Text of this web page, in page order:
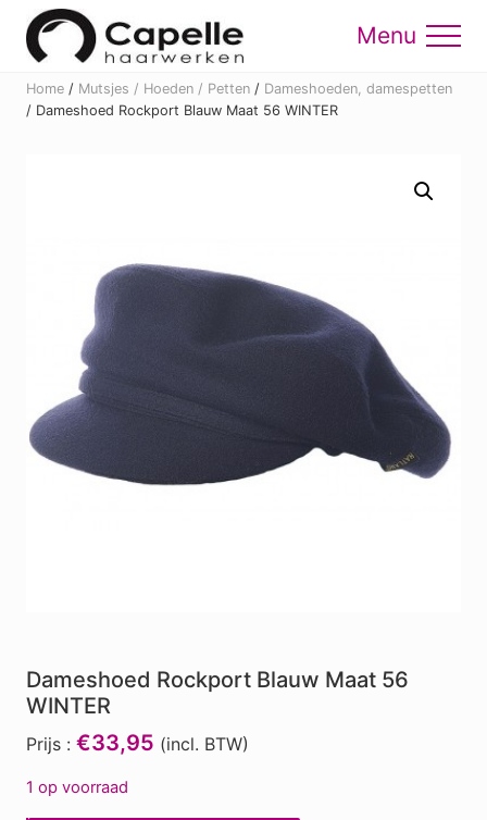
Menu
Skip
content
Skip
Menu
Home / Mutsjes / Hoeden / Petten / Dameshoeden, damespetten
/ Dameshoed Rockport Blauw Maat 56 WINTER
Dameshoed Rockport Blauw Maat 56
WINTER
Prijs : €33,95 (incl. BTW)
1 op voorraad